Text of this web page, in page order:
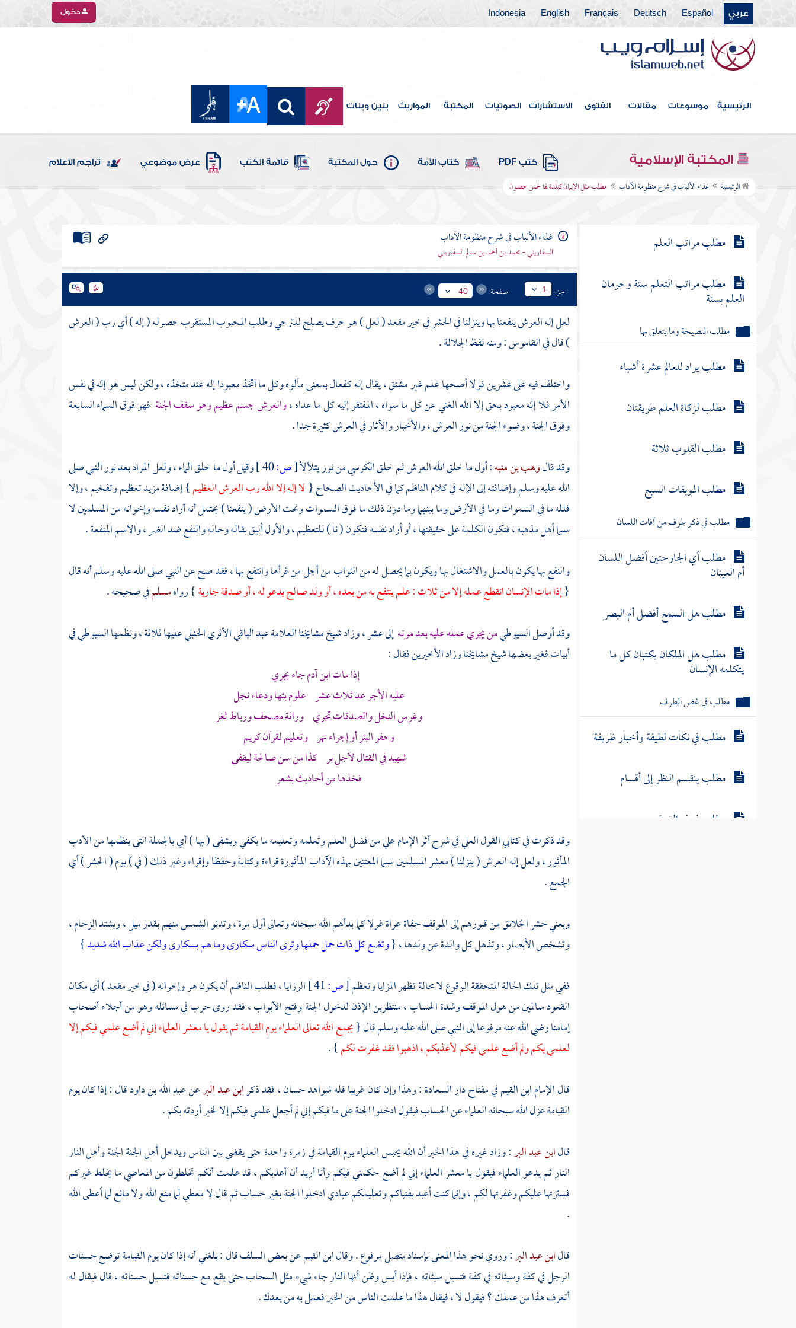
عربي Español
Deutsch
Français
English
Indonesia دخول
الرئيسية موسوعات مقالات الفتوى الاستشارات الصوتيات المكتبة المواريث بنين وبنات
المكتبة الإسلامية كتب PDF كتاب الأمة حول المكتبة قائمة الكتب عرض موضوعي تراجم الأعلام
الرئيسية غذاء الألباب في شرح منظومة الآداب مطلب مثل الإيمان كبلدة لها خمس حصون
مطلب عدد الصحابة الكرام
مطلب هل تجوز الصلاة والسلام
على غير الأنبياء استقلالا أم لا
مطلب أول من نطق بأما بعد
مطلب مثل الإيمان كبلدة لها خمس
مطلب مراتب العلم
مطلب مراتب التعلم ستة وحرمان
العلم بستة
مطلب النصيحة وما يتعلق بها
مطلب يراد للعالم عشرة أشياء
مطلب لزكاة العلم طريقتان
مطلب القلوب ثلاثة
مطلب الموبقات السبع
مطلب في ذكر طرف من آفات اللسان
مطلب أي الجارحتين أفضل اللسان
أم العينان
مطلب هل السمع أفضل أم البصر
مطلب هل الملكان يكتبان كل ما
يتكلمه الإنسان
مطلب في غض الطرف
مطلب في نكات لطيفة وأخبار ظريفة
مطلب ينقسم النظر إلى أقسام
مطلب في ذم الغيبة
غذاء الألباب في شرح منظومة الآداب
السفاريني - محمد بن أحمد بن سالم السفاريني
جزء 1 صفحة 40
لعل إله العرش ينفعنا بها وينزلنا في الحشر في خير مقعد ( لعل ) هو حرف يصلح للترجي وطلب المحبوب المستقرب حصوله ( إله ) أي رب ( العرش
) قال في القاموس : ومنه لفظ الجلالة .
واختلف فيه على عشرين قولا أصحها علم غير مشتق ، يقال إله كفعال بمعنى مألوه وكل ما اتخذ معبودا إله عند متخذه ، ولكن ليس هو إله في نفس
الأمر فلا إله معبود بحق إلا الله الغني عن كل ما سواه ، المفتقر إليه كل ما عداه ،والعرش جسم عظيم وهو سقف الجنة فهو فوق السماء السابعة
وفوق الجنة ، وضوء الجنة من نور العرش ، والأخبار والآثار في العرش كثيرة جدا .
وقد قالوهب بن منبه: أول ما خلق الله العرش ثم خلق الكرسي من نور يتلألأ[ص:40 ]
وقيل أول ما خلق الماء ، ولعل المراد بعد نور النبي صلى
الله عليه وسلم وإضافته إلى الإله في كلامالناظمكما في الأحاديث الصحاح {لا إله إلا الله رب العرش العظيم} إضافة مزيد تعظيم وتفخيم ، وإلا
فلله ما في السموات وما في الأرض وما بينهما وما دون ذلك ما فوق السموات وتحت الأرض ( ينفعنا ) يحتمل أنه أراد نفسه وإخوانه من المسلمين لا
سيما أهل مذهبه ، فتكون الكلمة على حقيقتها ، أو أراد نفسه فتكون ( نا ) للتعظيم ، والأول أليق بقاله وحاله والنفع ضد الضر ، والاسم المنفعة .
والنفع بها يكون بالعمل والاشتغال بها ويكون بما يحصل له من الثواب من أجل من قرأها وانتفع بها ، فقد صح عن النبي صلى الله عليه وسلم أنه قال
{إذا مات الإنسان انقطع عمله إلا من ثلاث : علم ينتفع به من بعده ، أو ولد صالح يدعو له ، أو صدقة جارية} رواهمسلمفي صحيحه .
وقد أوصلالسيوطيمن يجري عمله عليه بعد موتهإلى عشر ، وزاد شيخ مشايخناالعلامة عبد الباقي الأثري الحنبليعليها ثلاثة ، ونظمهاالسيوطيفي
أبيات فغير بعضها شيخ مشايخنا وزاد الأخيرين فقال :
إذا مات ابنآدمجاء يجري
عليه الأجر عد ثلاث عشر علوم بثها ودعاء نجل
وغرس النخل والصدقات تجري وراثة مصحف ورباط ثغر
وحفر البئر أو إجراء نهر وتعليم لقرآن كريم
شهيد في القتال لأجل بر كذا من سن صالحة ليقفى
فخذها من أحاديث بشعر
وقد ذكرت في كتابي القول العلي في شرح أثرالإمام عليمن فضل العلم وتعلمه وتعليمه ما يكفي ويشفي ( بها ) أي بالجملة التي ينظمها من الأدب
المأثور ، ولعل إله العرش ( ينزلنا ) معشر المسلمين سيما المعتنين بهذه الآداب المأثورة قراءة وكتابة وحفظا وإقراء وغير ذلك ( في ) يوم ( الحشر ) أي
الجمع .
ويعني حشر الخلائق من قبورهم إلى الموقف حفاة عراة غرلا كما بدأهم الله سبحانه وتعالى أول مرة ، وتدنو الشمس منهم بقدر ميل ، ويشتد الزحام ،
وتشخص الأبصار ، وتذهل كل والدة عن ولدها ، {وتضع كل ذات حمل حملها وترى الناس سكارى وما هم بسكارى ولكن عذاب الله شديد}
ففي مثل تلك الحالة المتحققة الوقوع لا محالة تظهر المزايا وتعظم[ص: الرزايا ، فطلبالناظمأن يكون هو وإخوانه ( في خير مقعد ) أي مكان
القعود سالمين من هول الموقف وشدة الحساب ، منتظرين الإذن لدخول الجنة وفتح الأبواب ، فقد روىحربفي مسائله وهو من أجلاء أصحاب
إمامنا رضي الله عنه مرفوعا إلى النبي صلى الله عليه وسلم قال {يجمع الله تعالى العلماء يوم القيامة ثم يقول يا معشر العلماء إني لم أضع علمي فيكم إلا
لعلمي بكم ولم أضع علمي فيكم لأعذبكم ، اذهبوا فقد غفرت لكم} .
قالالإمام ابن القيمفي مفتاح دار السعادة : وهذا وإن كان غريبا فله شواهد حسان ، فقد ذكرابن عبد البرعنعبد الله بن داودقال : إذا كان يوم
القيامة عزل الله سبحانه العلماء عن الحساب فيقول ادخلوا الجنة على ما فيكم إني لم أجعل علمي فيكم إلا لخير أردته بكم .
قالابن عبد البر: وزاد غيره في هذا الخبر أن الله يحبس العلماء يوم القيامة في زمرة واحدة حتى يقضى بين الناس ويدخل أهل الجنة الجنة وأهل النار
النار ثم يدعو العلماء فيقول يا معشر العلماء إني لم أضع حكمتي فيكم وأنا أريد أن أعذبكم ، قد علمت أنكم تخلطون من المعاصي ما يخلط غيركم
فسترتها عليكم وغفرتها لكم ، وإنما كنت أعبد بفتياكم وتعليمكم عبادي ادخلوا الجنة بغير حساب ثم قال لا معطي لما منع الله ولا مانع لما أعطى الله
.
قالابن عبد البر: وروي نحو هذا المعنى بإسناد متصل مرفوع . وقالابن القيمعن بعضالسلفقال : بلغني أنه إذا كان يوم القيامة توضع حسنات
الرجل في كفة وسيئاته في كفة فتسيل سيئاته ، فإذا أيس وظن أنها النار جاء شيء مثل السحاب حتى يقع مع حسناته فتسيل حسناته ، قال فيقال له
أتعرف هذا من عملك ؟ فيقول لا ، فيقال هذا ما علمت الناس من الخير فعمل به من بعدك .